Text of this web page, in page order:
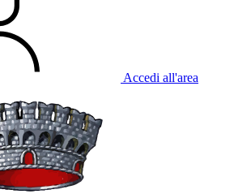
Accedi all'area